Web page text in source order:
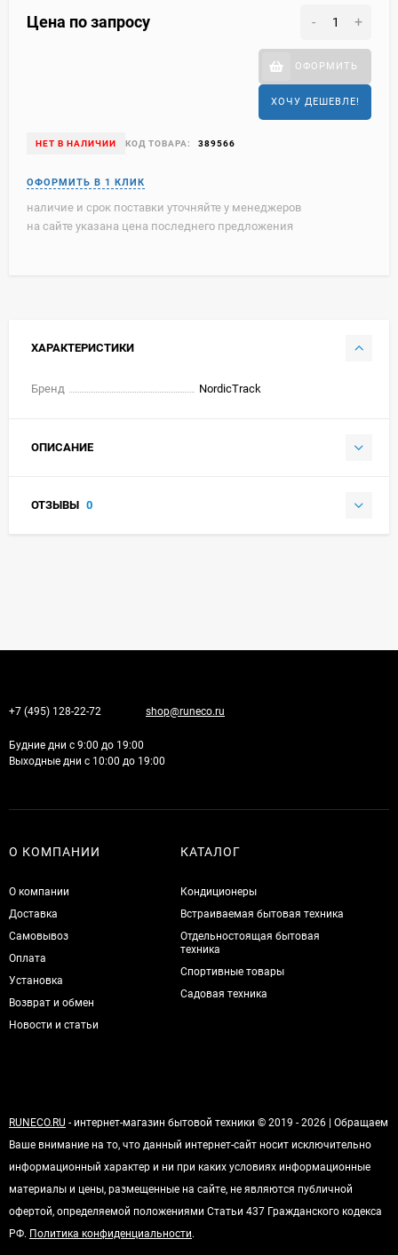
Цена по запросу - +
ОФОРМИТЬ
ХОЧУ ДЕШЕВЛЕ!
НЕТ В НАЛИЧИИ КОД ТОВАРА: 389566
наличие и срок поставки уточняйте у менеджеров
на сайте указана цена последнего предложения
ХАРАКТЕРИСТИКИ
Бренд NordicTrack
ОПИСАНИЕ
ОТЗЫВЫ 0
+7 (495) 128-22-72 shop@runeco.ru
Будние дни с 9:00 до 19:00
Выходные дни с 10:00 до 19:00
О КОМПАНИИ
О компании
Доставка
Самовывоз
Оплата
Установка
Возврат и обмен
Новости и статьи
КАТАЛОГ
Кондиционеры
Встраиваемая бытовая техника
Отдельностоящая бытовая
техника
Спортивные товары
Садовая техника
RUNECO.RU - интернет-магазин бытовой техники © 2019 - 2026 | Обращаем
Ваше внимание на то, что данный интернет-сайт носит исключительно
информационный характер и ни при каких условиях информационные
материалы и цены, размещенные на сайте, не являются публичной
офертой, определяемой положениями Статьи 437 Гражданского кодекса
РФ. Политика конфиденциальности.